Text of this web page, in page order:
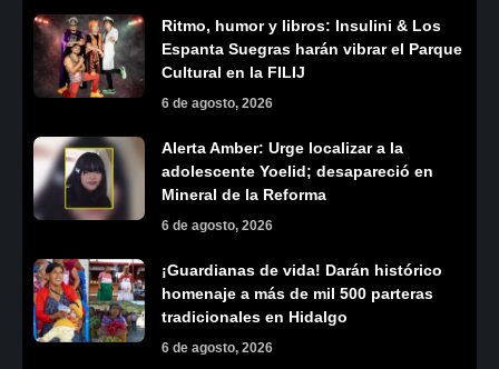
Ritmo, humor y libros: Insulini & Los
Espanta Suegras harán vibrar el Parque
Cultural en la FILIJ
6 de agosto, 2026
Alerta Amber: Urge localizar a la
adolescente Yoelid; desapareció en
Mineral de la Reforma
6 de agosto, 2026
¡Guardianas de vida! Darán histórico
homenaje a más de mil 500 parteras
tradicionales en Hidalgo
6 de agosto, 2026